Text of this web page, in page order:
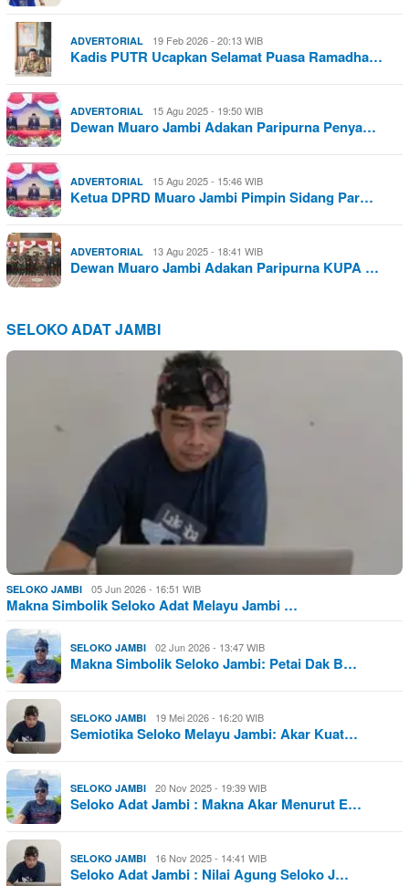
ADVERTORIAL 19 Feb 2026 - 20:13 WIB
Kadis PUTR Ucapkan Selamat Puasa Ramadha…
ADVERTORIAL 15 Agu 2025 - 19:50 WIB
Dewan Muaro Jambi Adakan Paripurna Penya…
ADVERTORIAL 15 Agu 2025 - 15:46 WIB
Ketua DPRD Muaro Jambi Pimpin Sidang Par…
ADVERTORIAL 13 Agu 2025 - 18:41 WIB
Dewan Muaro Jambi Adakan Paripurna KUPA …
SELOKO ADAT JAMBI
SELOKO JAMBI 05 Jun 2026 - 16:51 WIB
Makna Simbolik Seloko Adat Melayu Jambi …
SELOKO JAMBI 02 Jun 2026 - 13:47 WIB
Makna Simbolik Seloko Jambi: Petai Dak B…
SELOKO JAMBI 19 Mei 2026 - 16:20 WIB
Semiotika Seloko Melayu Jambi: Akar Kuat…
SELOKO JAMBI 20 Nov 2025 - 19:39 WIB
Seloko Adat Jambi : Makna Akar Menurut E…
SELOKO JAMBI 16 Nov 2025 - 14:41 WIB
Seloko Adat Jambi : Nilai Agung Seloko J…